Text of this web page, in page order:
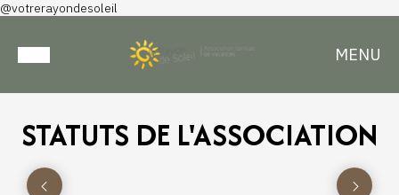
@votrerayondesoleil
MENU
STATUTS DE L'ASSOCIATION